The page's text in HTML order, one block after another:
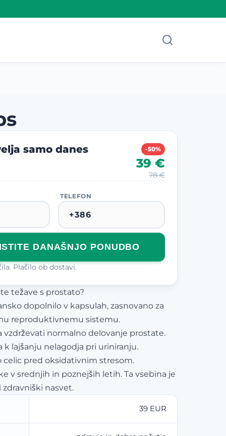
samo danes -50%
39 €
78 €
TELEFON
DANAŠNJO PONUDBO
Plačilo ob dostavi.
težave s prostato?
dopolnilo v kapsulah, zasnovano za
reproduktivnemu sistemu.
vzdrževati normalno delovanje prostate.
k lajšanju nelagodja pri uriniranju.
celic pred oksidativnim stresom.
v srednjih in poznejših letih. Ta vsebina je
nasvet.
39 EUR